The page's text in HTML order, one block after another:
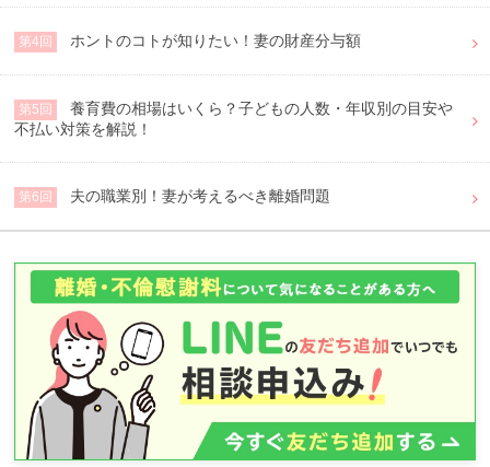
第4回 ホントのコトが知りたい！妻の財産分与額
第5回
養育費の相場はいくら？子どもの人数・年収別の目安や
不払い対策を解説！
第6回 夫の職業別！妻が考えるべき離婚問題